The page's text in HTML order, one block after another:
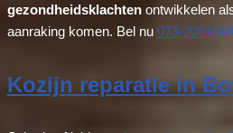
gezondheidsklachten ontwikkelen
aanraking komen. Bel nu 073-2001048
Kozijn reparatie in